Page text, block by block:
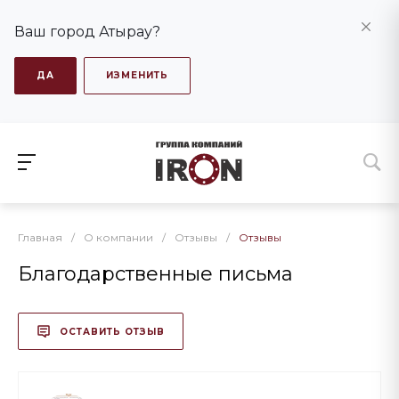
Ваш город Атырау?
ДА ИЗМЕНИТЬ
Главная / О компании / Отзывы / Отзывы
Благодарственные письма
ОСТАВИТЬ ОТЗЫВ